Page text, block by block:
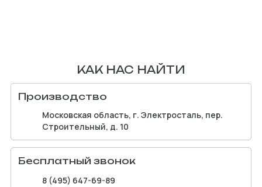
КАК НАС НАЙТИ
Производство
Московская область, г. Электросталь, пер.
Строительный, д. 10
Бесплатный звонок
8 (495) 647-69-89